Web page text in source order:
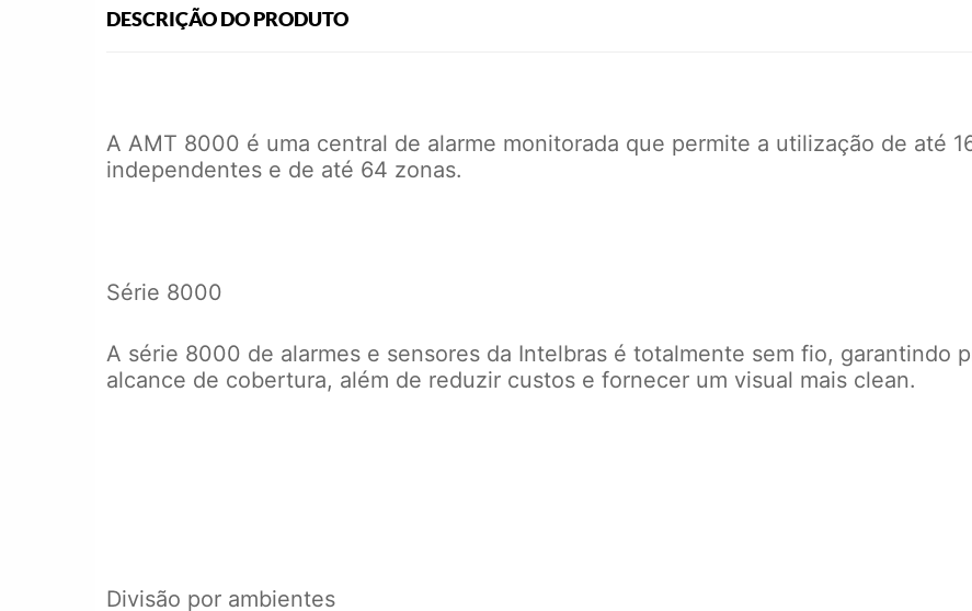
DESCRIÇÃO DO PRODUTO
A AMT 8000 é uma central de alarme monitorada que permite a utilização de até
independentes e de até 64 zonas.
Série 8000
A série 8000 de alarmes e sensores da Intelbras é totalmente sem fio, garantindo
alcance de cobertura, além de reduzir custos e fornecer um visual mais clean.
Divisão por ambientes